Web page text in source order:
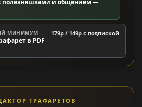
полезняшками и общением —
МИНИМУМ
в PDF
179р / 149р c подпиской
ТРАФАРЕТОВ